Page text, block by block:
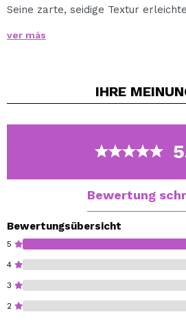
Seine zarte, seidige Textur
ver más
IHRE
Bewertung
Bewertungsübersicht
5
4
3
2